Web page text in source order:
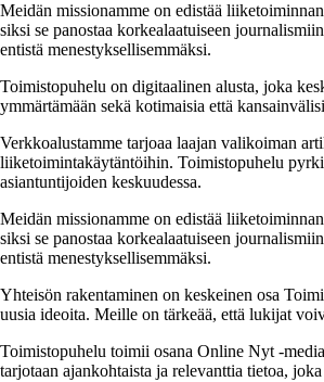
Meidän missionamme on edistää
siksi se panostaa korkealaatuiseen
entistä menestyksellisemmäksi.
Toimistopuhelu on digitaalinen alusta, joka
ymmärtämään sekä kotimaisia että
Verkkoalustamme tarjoaa laajan valikoiman
liiketoimintakäytäntöihin. Toimistopuhelu
asiantuntijoiden keskuudessa.
Meidän missionamme on edistää
siksi se panostaa korkealaatuiseen
entistä menestyksellisemmäksi.
Yhteisön rakentaminen on keskeinen osa
uusia ideoita. Meille on tärkeää, että lukijat
Toimistopuhelu toimii osana Online Nyt -
tarjotaan ajankohtaista ja relevanttia tietoa,